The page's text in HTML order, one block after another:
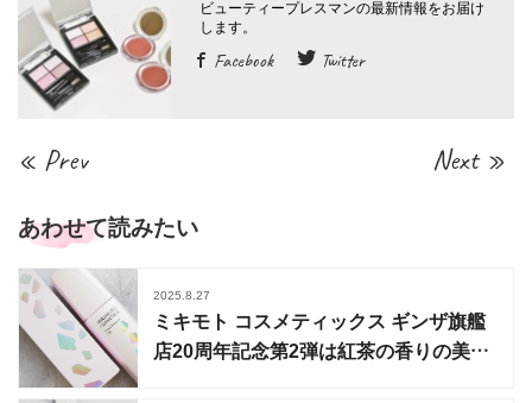
Facebook Twitter
« Prev Next »
あわせて読みたい
2025.8.27
ミキモト コスメティックス ギンザ旗艦
店20周年記念第2弾は紅茶の香りの美容